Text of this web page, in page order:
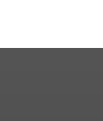
по оказанию интим-